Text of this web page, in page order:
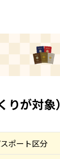
が対象）
ポート区分